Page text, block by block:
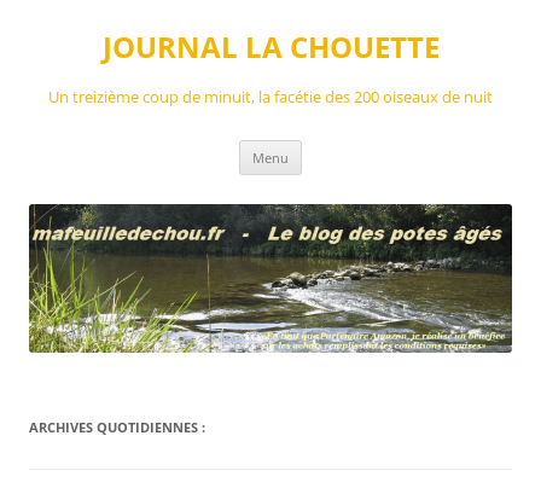
JOURNAL LA CHOUETTE
Un treizième coup de minuit, la facétie des 200 oiseaux de nuit
Menu
ARCHIVES QUOTIDIENNES :